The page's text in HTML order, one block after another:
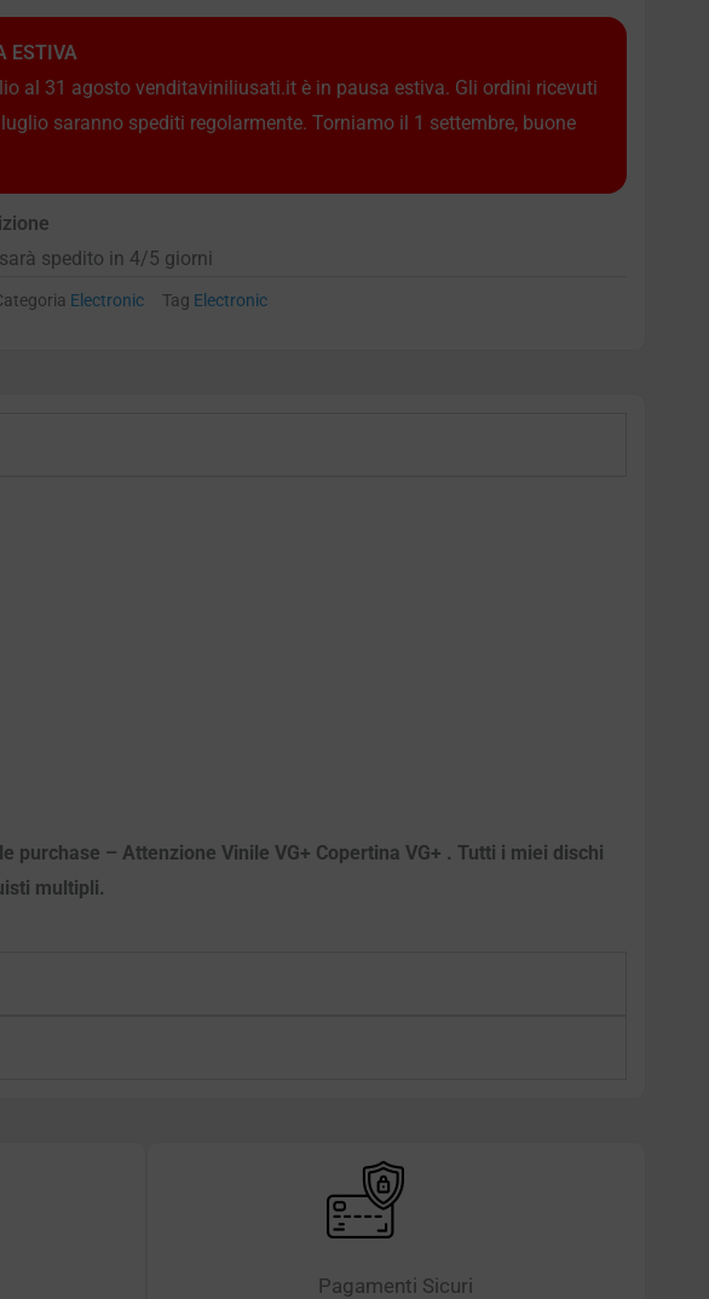
ESTIVA
al 31 agosto venditaviniliusati.it è in pausa estiva. Gli ordini ricevuti
saranno spediti regolarmente. Torniamo il 1 settembre, buone
spedito in 4/5 giorni
Electronic Tag Electronic
– Attenzione Vinile VG+ Copertina VG+ . Tutti i miei dischi
multipli.
Pagamenti Sicuri